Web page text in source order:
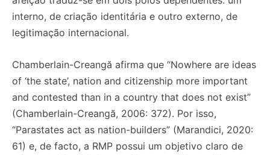
interno, de criação identitária e outro externo, de
legitimação internacional.
Chamberlain-Creangă afirma que “Nowhere are ideas
of ‘the state’, nation and citizenship more important
and contested than in a country that does not exist”
(Chamberlain-Creangă, 2006: 372). Por isso,
“Parastates act as nation-builders” (Marandici, 2020:
61) e, de facto, a RMP possui um objetivo claro de